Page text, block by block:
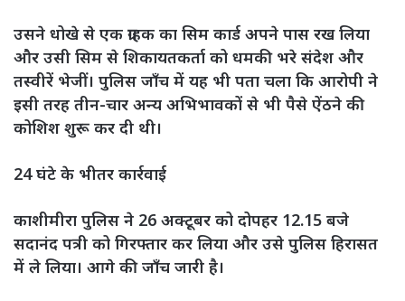
उसने धोखे से एक ग्राहक का सिम कार्ड अपने पास रख लिया
और उसी सिम से शिकायतकर्ता को धमकी भरे संदेश और
तस्वीरें भेजीं। पुलिस जाँच में यह भी पता चला कि आरोपी ने
इसी तरह तीन-चार अन्य अभिभावकों से भी पैसे ऐंठने की
कोशिश शुरू कर दी थी।
24 घंटे के भीतर कार्रवाई
काशीमीरा पुलिस ने 26 अक्टूबर को दोपहर 12.15 बजे
सदानंद पत्री को गिरफ्तार कर लिया और उसे पुलिस हिरासत
में ले लिया। आगे की जाँच जारी है।